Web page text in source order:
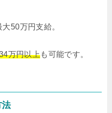
大50万円支給。
万円以上も可能です。
法